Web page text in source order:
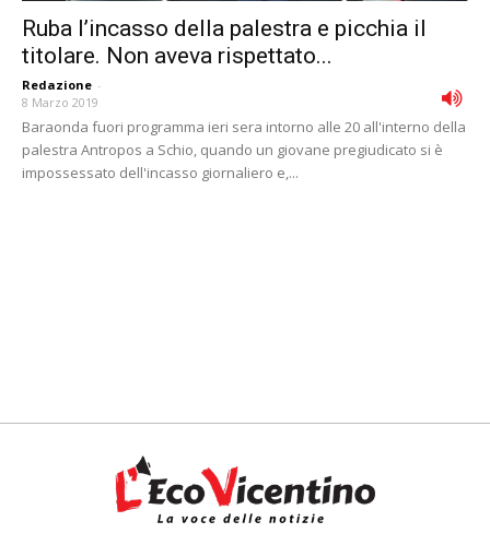
Ruba l’incasso della palestra e picchia il
titolare. Non aveva rispettato...
Redazione -
8 Marzo 2019
Baraonda fuori programma ieri sera intorno alle 20 all'interno della
palestra Antropos a Schio, quando un giovane pregiudicato si è
impossessato dell'incasso giornaliero e,...